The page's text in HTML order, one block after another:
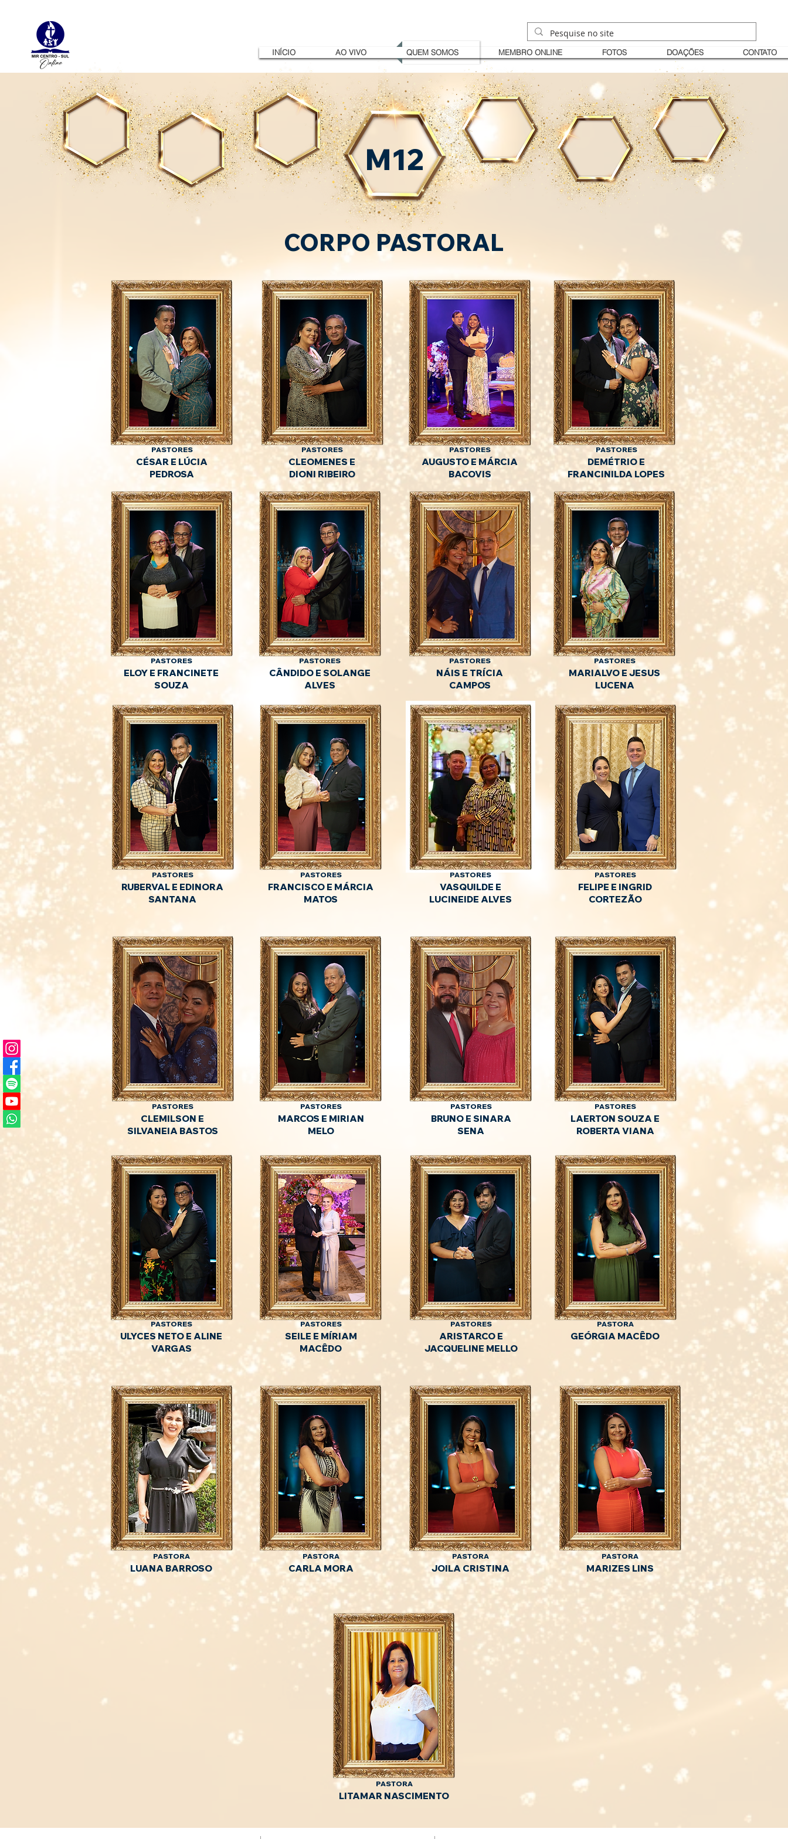
INÍCIO AO VIVO QUEM SOMOS MEMBRO ONLINE FOTOS DOAÇÕES CONTATO
M12
CORPO PASTORAL
PASTORES
CÉSAR E LÚCIA
PEDROSA
PASTORES
ELOY E FRANCINETE
SOUZA
PASTORES
RUBERVAL E EDINORA
SANTANA
PASTORES
CLEOMENES E
DIONI RIBEIRO
PASTORES
CÂNDIDO E SOLANGE
ALVES
PASTORES
FRANCISCO E MÁRCIA
MATOS
PASTORES
AUGUSTO E MÁRCIA
BACOVIS
PASTORES
NÁIS E TRÍCIA
CAMPOS
PASTORES
VASQUILDE E
LUCINEIDE ALVES
PASTORES
DEMÉTRIO E
FRANCINILDA LOPES
PASTORES
MARIALVO E JESUS
LUCENA
PASTORES
FELIPE E INGRID
CORTEZÃO
PASTORES
CLEMILSON E
SILVANEIA BASTOS
PASTORES
ULYCES NETO E ALINE
VARGAS
PASTORES
MARCOS E MIRIAN
MELO
PASTORES
SEILE E MÍRIAM
MACÊDO
PASTORES
BRUNO E SINARA
SENA
PASTORES
LAERTON SOUZA E
ROBERTA VIANA
PASTORES
ARISTARCO E
JACQUELINE MELLO
PASTORA
GEÓRGIA MACÊDO
PASTORA
LUANA BARROSO
PASTORA
CARLA MORA
PASTORA
JOILA CRISTINA
PASTORA
MARIZES LINS
PASTORA
LITAMAR NASCIMENTO